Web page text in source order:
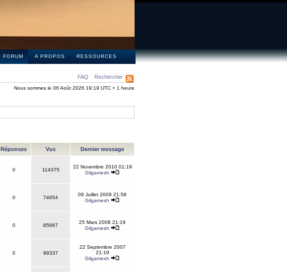
FORUM A PROPOS RESSOURCES
FAQ Rechercher
Nous sommes le 06 Août 2026 19:19 UTC + 1 heure
Réponses Vus Dernier message
0 114375
22 Novembre 2010 01:19
Gilgamesh
0 74654
09 Juillet 2009 21:58
Gilgamesh
0 85667
25 Mars 2008 21:19
Gilgamesh
0 99337
22 Septembre 2007
21:19
Gilgamesh